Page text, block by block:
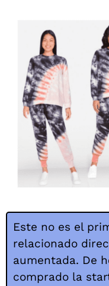
Este no es el
relacionado
aumentada. De
comprado la